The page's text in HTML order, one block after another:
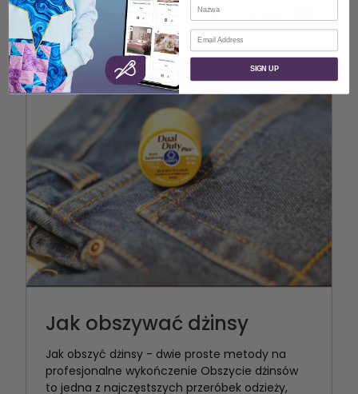
Ściegi laserowe CREATIVATE edukacja
Jak obszywać dżinsy
Jak obszyć dżinsy - dwie proste metody na
profesjonalne wykończenie Obszycie dżinsów
to jedna z najczęstszych przeróbek odzieży,
E-mail
SIGN UP